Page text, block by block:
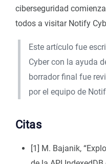
ciberseguridad
todos a visitar Notify
Este artículo fue
Cyber con la ayuda
borrador final fue
por el equipo de
Citas
[1] M. Bajanik,